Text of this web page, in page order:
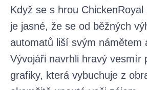
Když se s hrou
je jasné, že se od běžných
automatů liší svým námětem
Vývojáři navrhli hravý vesmír
grafiky, která vybuchuje z